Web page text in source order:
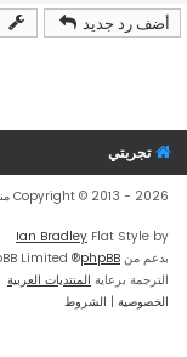
أضف رد جديد
تجربتي
Copyright © 2013 - 2026 منتدى تجربتي All rights reserved.
Flat Style by
Ian Bradley
بدعم من phpBB
® Forum Software © phpBB Limited
الترجمة برعاية المنتديات العربية
الخصوصية | الشروط